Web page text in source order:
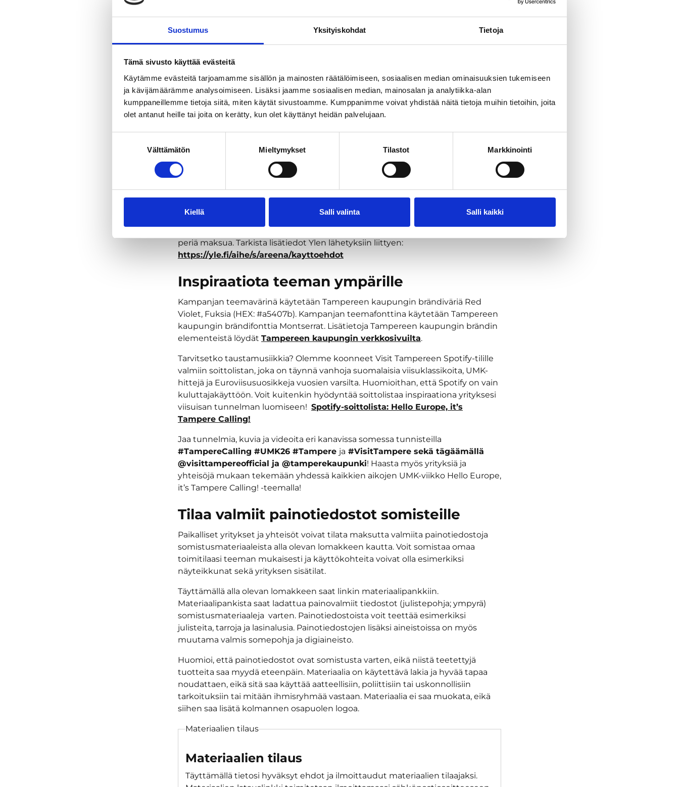
Suostumus Yksityiskohdat Tietoja
Tämä sivusto käyttää evästeitä
Käytämme evästeitä tarjoamamme sisällön ja mainosten räätälöimiseen, sosiaalisen median ominaisuuksien tukemiseen
ja kävijämäärämme analysoimiseen. Lisäksi jaamme sosiaalisen median, mainosalan ja analytiikka-alan
kumppaneillemme tietoja siitä, miten käytät sivustoamme. Kumppanimme voivat yhdistää näitä tietoja muihin tietoihin, joita
olet antanut heille tai joita on kerätty, kun olet käyttänyt heidän palvelujaan.
Välttämätön Mieltymykset Tilastot Markkinointi
Kiellä Salli valinta Salli kaikki
Huomioi tämä!
Oheistoimintaa on mahdollista järjestää omissa toimitiloissa tai toimijan omalla
alueella. Huomioithan tapahtumia järjestäessäsi mahdolliset lupa-asiat ja muut
säädökset. Huomioithan myös, että Ylen, UMK:n tai Euroviisujen logoja ei saa
käyttää. Termiä UMK-viikko ja UMK-huuma voi käyttää, mutta niitä ei saa
yhdistää kaupallisiin tarkoituksiin tai muuten myynnin edistämiseen.​
Esimerkiksi maininta, että UMK tulee Tampereelle tai UMK:n toivottaminen
tervetulleeksi Tampereelle on mahdollista.
Käytetään siis Hello Europe, it’s Tampere calling
-teemaa kun kerrotaan
somistuksesta, oheisohjelmistosta, tuotteista tai palveluista.
periä maksua. Tarkista lisätiedot Ylen lähetyksiin liittyen:
https://yle.fi/aihe/s/areena/kayttoehdot
Inspiraatiota teeman ympärille
Kampanjan teemavärinä käytetään Tampereen kaupungin brändiväriä Red
Violet, Fuksia (HEX: #a5407b). Kampanjan teemafonttina käytetään Tampereen
kaupungin brändifonttia Montserrat. Lisätietoja Tampereen kaupungin brändin
elementeistä löydät Tampereen kaupungin verkkosivuilta.
Tarvitsetko taustamusiikkia? Olemme koonneet Visit Tampereen Spotify-tilille
valmiin soittolistan, joka on täynnä vanhoja suomalaisia viisuklassikoita, UMK-
hittejä ja Euroviisusuosikkeja vuosien varsilta. Huomioithan, että Spotify on vain
kuluttajakäyttöön. Voit kuitenkin hyödyntää soittolistaa inspiraationa yrityksesi
viisuisan tunnelman luomiseen! Spotify-soittolista: Hello Europe, it’s
Tampere Calling!
Jaa tunnelmia, kuvia ja videoita eri kanavissa somessa tunnisteilla
#TampereCalling #UMK26 #Tampere ja #VisitTampere sekä tägäämällä
@visittampereofficial ja @tamperekaupunki! Haasta myös yrityksiä ja
yhteisöjä mukaan tekemään yhdessä kaikkien aikojen UMK-viikko Hello Europe,
it’s Tampere Calling! -teemalla!
Tilaa valmiit painotiedostot somisteille
Paikalliset yritykset ja yhteisöt voivat tilata maksutta valmiita painotiedostoja
somistusmateriaaleista alla olevan lomakkeen kautta. Voit somistaa omaa
toimitilaasi teeman mukaisesti ja käyttökohteita voivat olla esimerkiksi
näyteikkunat sekä yrityksen sisätilat.
Täyttämällä alla olevan lomakkeen saat linkin materiaalipankkiin.
Materiaalipankista saat ladattua painovalmiit tiedostot (julistepohja; ympyrä)
somistusmateriaaleja varten. Painotiedostoista voit teettää esimerkiksi
julisteita, tarroja ja lasinalusia. Painotiedostojen lisäksi aineistoissa on myös
muutama valmis somepohja ja digiaineisto.
Huomioi, että painotiedostot ovat somistusta varten, eikä niistä teetettyjä
tuotteita saa myydä eteenpäin. Materiaalia on käytettävä lakia ja hyvää tapaa
noudattaen, eikä sitä saa käyttää aatteellisiin, poliittisiin tai uskonnollisiin
tarkoituksiin tai mitään ihmisryhmää vastaan. Materiaalia ei saa muokata, eikä
siihen saa lisätä kolmannen osapuolen logoa.
Materiaalien tilaus
Materiaalien tilaus
Täyttämällä tietosi hyväksyt ehdot ja ilmoittaudut materiaalien tilaajaksi.